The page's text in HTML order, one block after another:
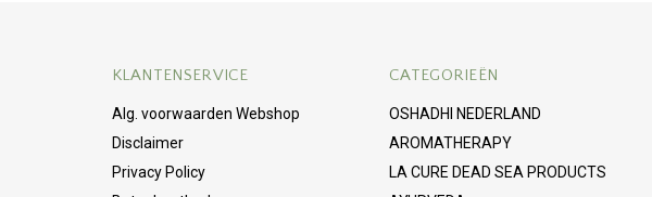
KLANTENSERVICE
Alg. voorwaarden Webshop
Disclaimer
Privacy Policy
CATEGORIEËN
OSHADHI NEDERLAND
AROMATHERAPY
LA CURE DEAD SEA PRODUCTS